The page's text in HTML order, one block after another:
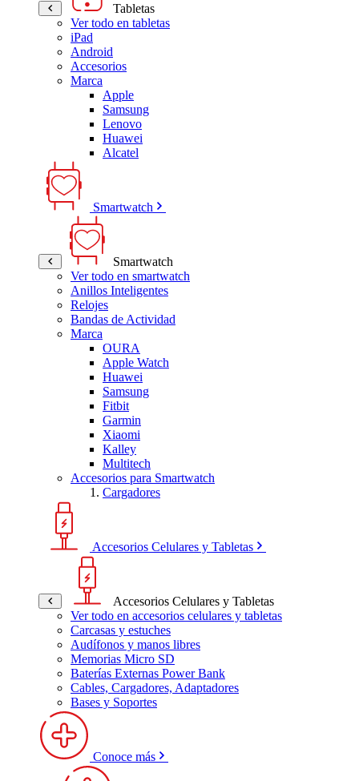
Tabletas
Ver todo en tabletas
iPad
Android
Accesorios
Marca
Apple
Samsung
Lenovo
Huawei
Alcatel
Smartwatch
Smartwatch
Ver todo en smartwatch
Anillos Inteligentes
Relojes
Bandas de Actividad
Marca
OURA
Apple Watch
Huawei
Samsung
Fitbit
Garmin
Xiaomi
Kalley
Multitech
Accesorios para Smartwatch
Cargadores
Accesorios Celulares y Tabletas
Accesorios Celulares y Tabletas
Ver todo en accesorios celulares y tabletas
Carcasas y estuches
Audífonos y manos libres
Memorias Micro SD
Baterías Externas Power Bank
Cables, Cargadores, Adaptadores
Bases y Soportes
Conoce más